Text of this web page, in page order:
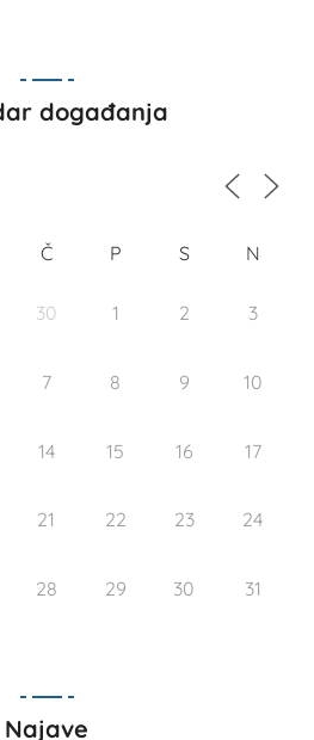
događanja
Č P S N
30 1 2 3
7 8 9 10
14 15 16 17
21 22 23 24
28 29 30 31
Najave